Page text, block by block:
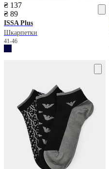
₴ 137
₴ 89
ISSA Plus
Шкарпетки
41-46